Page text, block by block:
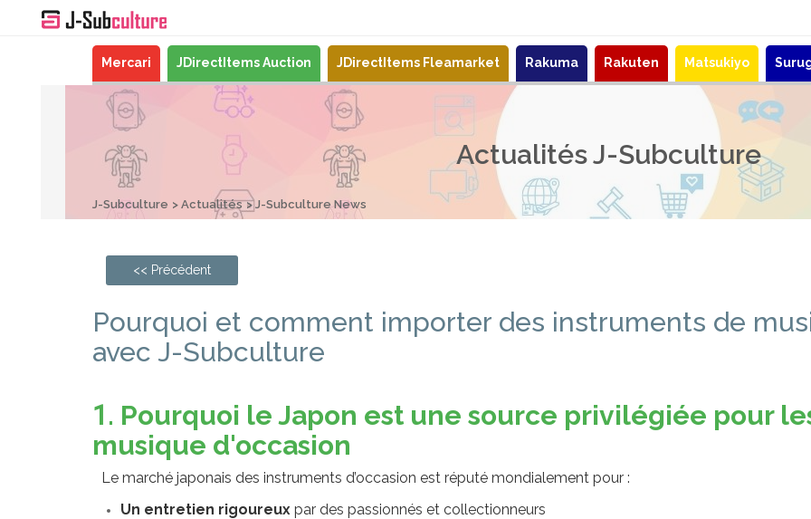
Mercari JDirectItems Auction JDirectItems Fleamarket Rakuma Rakuten Matsukiyo
Actualités J-Subculture
J-Subculture Actualités J-Subculture News
<< Précédent
Pourquoi et comment importer des instruments de
avec J-Subculture
1. Pourquoi le Japon est une source privilégiée pour
musique d'occasion
Le marché japonais des instruments d’occasion est réputé mondialement pour :
Un entretien rigoureux par des passionnés et collectionneurs